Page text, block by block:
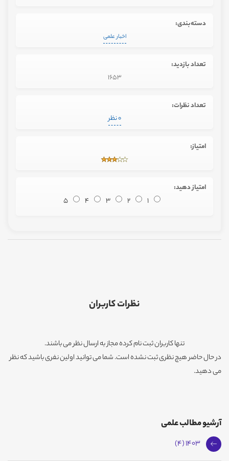
دسته‌بندی:
اخبار علمی
تعداد بازدید:
1653
تعداد نظرات:
0 نظر
امتیاز:
امتیاز دهید:
1
2
3
4
5
نظرات کاربران
تنها کاربران ثبت نام کرده مجاز به ارسال نظر می باشند.
در حال حاضر هیچ نظری ثبت نشده است. شما می توانید اولین نفری باشید که نظر
می دهید.
آرشیو مطالب علمی
1403 (4)